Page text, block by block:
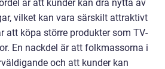
är att kunder kan dra nytta av
vilket kan vara särskilt attraktivt
att köpa större produkter som TV-
En nackdel är att folkmassorna i
och att kunder kan